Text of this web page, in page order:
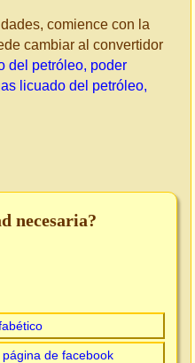
comience con la
cambiar al convertidor
del petróleo, poder
licuado del petróleo,
necesaria?
de facebook